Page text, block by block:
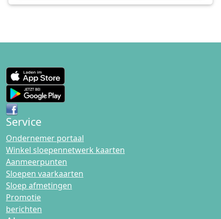
Service
Ondernemer portaal
Winkel sloepennetwerk kaarten
Aanmeerpunten
Sloepen vaarkaarten
Sloep afmetingen
Promotie
berichten